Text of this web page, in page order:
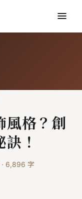
風格？創
！
6,896 字